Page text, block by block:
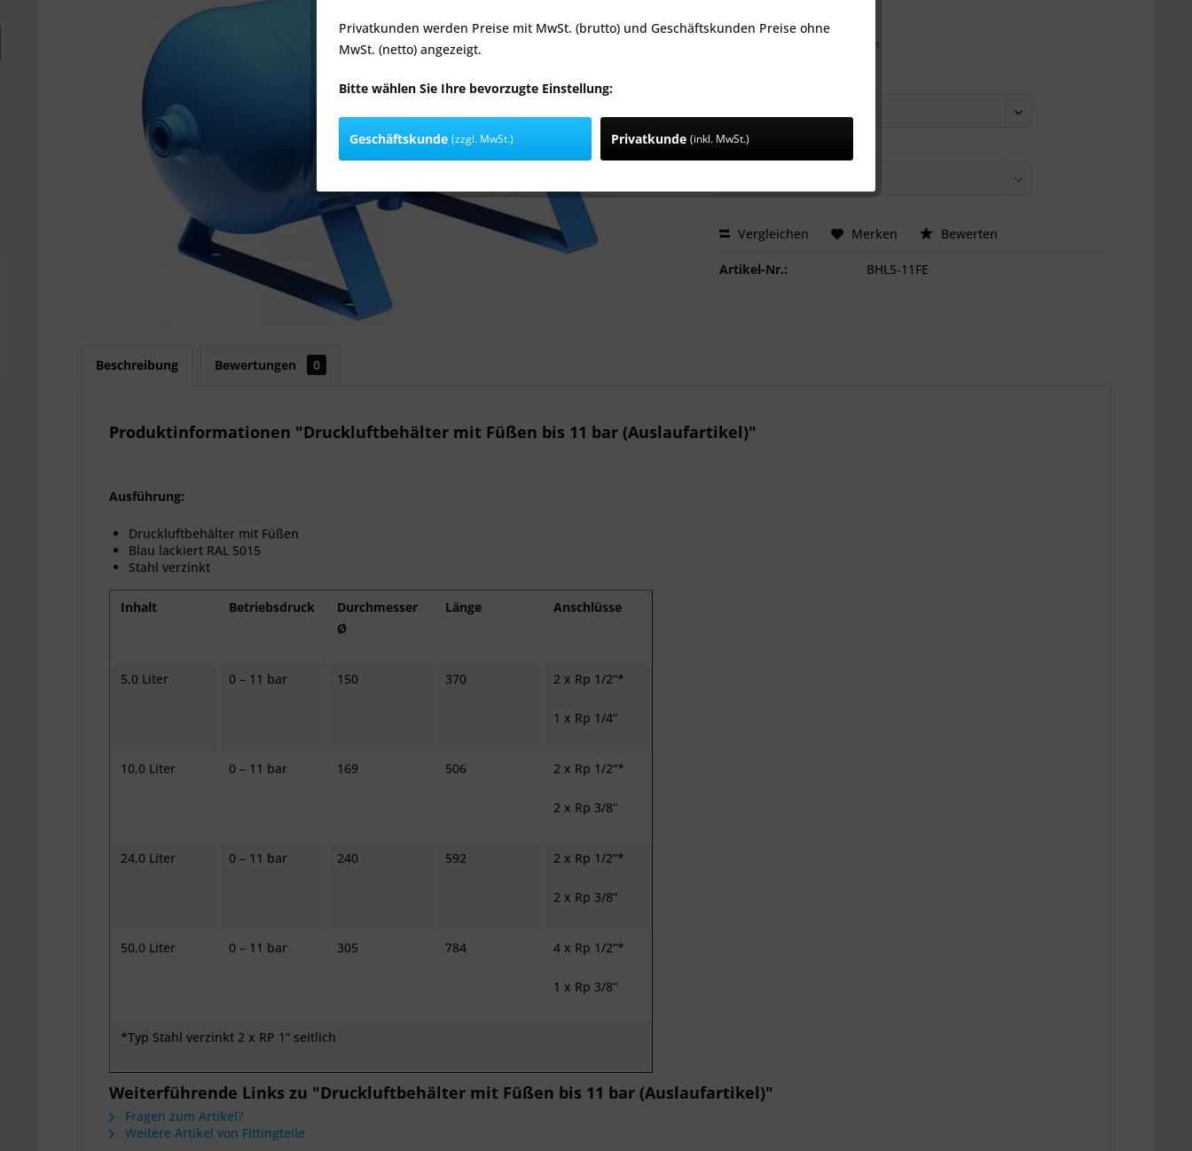
Inhalt: 1 Stück
zzgl. Versandkosten
Inhalt:
Vergleichen Merken Bewerten
Artikel-Nr.: BHL5-11FE
Beschreibung Bewertungen 0
Produktinformationen "Druckluftbehälter mit Füßen bis 11 bar (Auslaufartikel)"
Ausführung:
Druckluftbehälter mit Füßen
Blau lackiert RAL 5015
Stahl verzinkt
Inhalt Betriebsdruck
Durchmesser
Ø
Länge Anschlüsse
5,0 Liter 0 – 11 bar 150 370 2 x Rp 1/2“*
1 x Rp 1/4“
10,0 Liter 0 – 11 bar 169 506 2 x Rp 1/2“*
2 x Rp 3/8“
24,0 Liter 0 – 11 bar 240 592 2 x Rp 1/2“*
2 x Rp 3/8“
50,0 Liter 0 – 11 bar 305 784 4 x Rp 1/2“*
1 x Rp 3/8“
*Typ Stahl verzinkt 2 x RP 1“ seitlich
Weiterführende Links zu "Druckluftbehälter mit Füßen bis 11 bar (Auslaufartikel)"
Fragen zum Artikel?
Weitere Artikel von Fittingteile
Privatkunden werden Preise mit MwSt. (brutto) und Geschäftskunden Preise ohne
MwSt. (netto) angezeigt.
Bitte wählen Sie Ihre bevorzugte Einstellung:
Geschäftskunde (zzgl. MwSt.) Privatkunde (inkl. MwSt.)